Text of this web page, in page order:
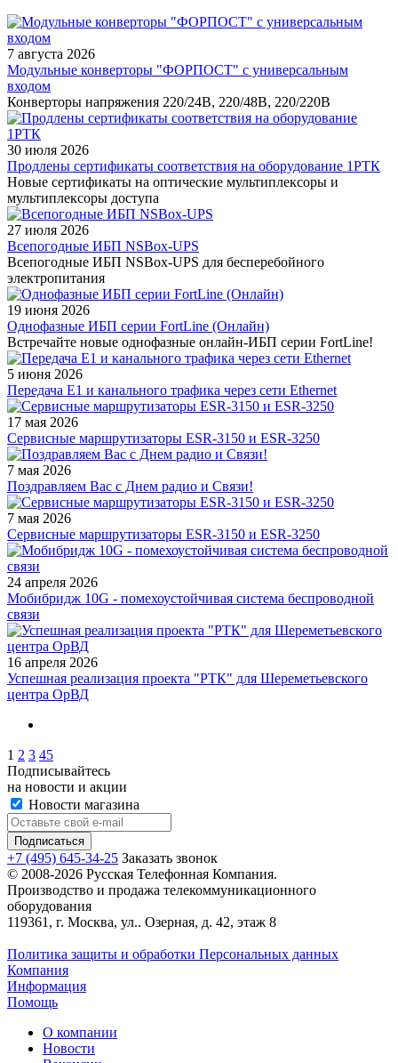
7 августа 2026
Модульные конверторы "ФОРПОСТ" с универсальным
входом
Конверторы напряжения 220/24В, 220/48В, 220/220В
30 июля 2026
Продлены сертификаты соответствия на оборудование 1РТК
Новые сертификаты на оптические мультиплексоры и
мультиплексоры доступа
27 июля 2026
Всепогодные ИБП NSBox-UPS
Всепогодные ИБП NSBox-UPS для бесперебойного
электропитания
19 июня 2026
Однофазные ИБП серии FortLine (Онлайн)
Встречайте новые однофазные онлайн-ИБП серии FortLine!
5 июня 2026
Передача Е1 и канального трафика через сети Ethernet
17 мая 2026
Сервисные маршрутизаторы ESR-3150 и ESR-3250
7 мая 2026
Поздравляем Вас с Днем радио и Связи!
7 мая 2026
Сервисные маршрутизаторы ESR-3150 и ESR-3250
24 апреля 2026
Мобибридж 10G - помехоустойчивая система беспроводной
связи
16 апреля 2026
Успешная реализация проекта "РТК" для Шереметьевского
центра ОрВД
1 2 3 45
Подписывайтесь
на новости и акции
Новости магазина
+7 (495) 645-34-25 Заказать звонок
© 2008-2026 Русская Телефонная Компания.
Производство и продажа телекоммуникационного
оборудования
119361, г. Москва, ул.. Озерная, д. 42, этаж 8
Политика защиты и обработки Персональных данных
Компания
Информация
Помощь
О компании
Новости